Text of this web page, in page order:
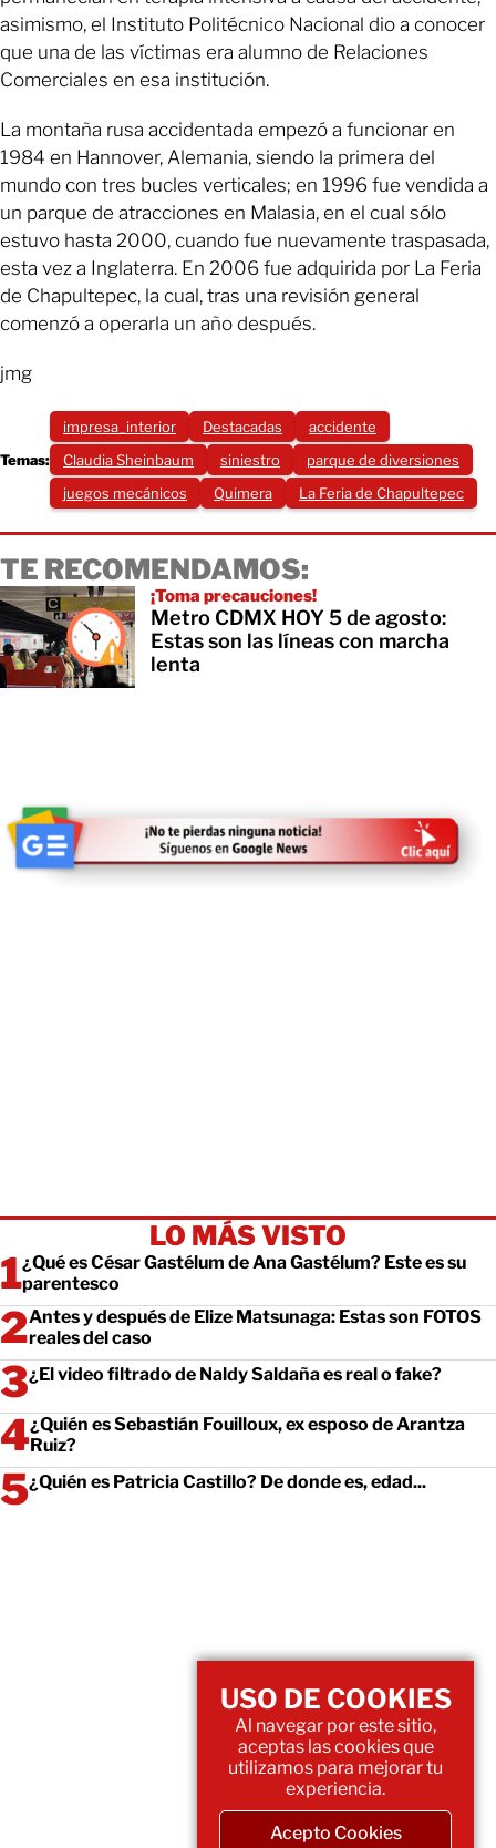
asimismo, el Instituto Politécnico Nacional dio a conocer
que una de las víctimas era alumno de Relaciones
Comerciales en esa institución.
La montaña rusa accidentada empezó a funcionar en
1984 en Hannover, Alemania, siendo la primera del
mundo con tres bucles verticales; en 1996 fue vendida a
un parque de atracciones en Malasia, en el cual sólo
estuvo hasta 2000, cuando fue nuevamente traspasada,
esta vez a Inglaterra. En 2006 fue adquirida por La Feria
de Chapultepec, la cual, tras una revisión general
comenzó a operarla un año después.
jmg
Temas:
impresa_interior Destacadas
accidente
Claudia Sheinbaum
siniestro
parque de diversiones
juegos mecánicos
Quimera La Feria de Chapultepec
TE RECOMENDAMOS:
¡Toma precauciones!
Metro CDMX HOY 5 de agosto:
Estas son las líneas con marcha
lenta
LO MÁS VISTO
¿Qué es César Gastélum de Ana Gastélum? Este es su
parentesco
Antes y después de Elize Matsunaga: Estas son FOTOS
reales del caso
¿El video filtrado de Naldy Saldaña es real o fake?
¿Quién es Sebastián Fouilloux, ex esposo de Arantza
Ruiz?
¿Quién es Patricia Castillo? De donde es, edad...
USO DE COOKIES
Al navegar por este sitio,
aceptas las cookies que
utilizamos para mejorar tu
experiencia.
Acepto Cookies